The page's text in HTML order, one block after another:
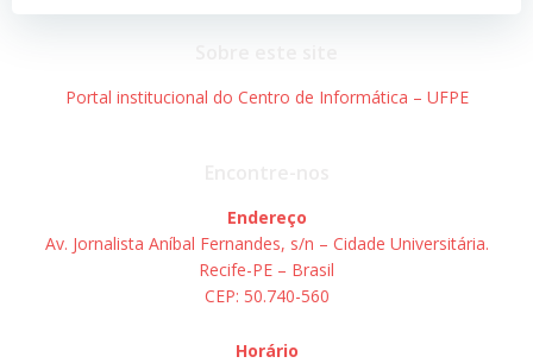
Post
Post
Portal institucional do Centro de Informática – UFPE
Endereço
Av. Jornalista Aníbal Fernandes, s/n – Cidade Universitária.
Recife-PE – Brasil
CEP: 50.740-560
Horário